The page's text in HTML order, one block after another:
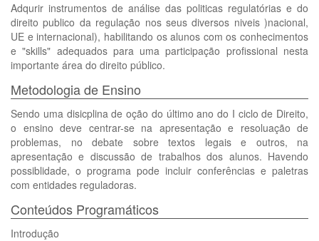
Adqurir instrumentos de análise das politicas regulatórias e do
direito publico da regulação nos seus diversos niveis )nacional,
UE e internacional), habilitando os alunos com os conhecimentos
e "skills" adequados para uma participação profissional nesta
importante área do direito público.
Metodologia de Ensino
Sendo uma disicplina de oção do último ano do I ciclo de Direito,
o ensino deve centrar-se na apresentação e resoluação de
problemas, no debate sobre textos legais e outros, na
apresentação e discussão de trabalhos dos alunos. Havendo
possiblidade, o programa pode incluir conferências e paletras
com entidades reguladoras.
Conteúdos Programáticos
Introdução